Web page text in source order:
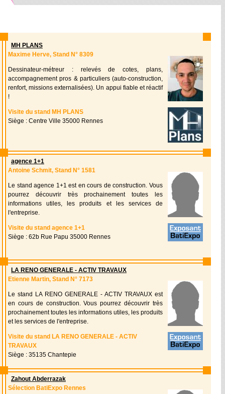
MH PLANS
Maxime Herve, Stand N° 8309
Dessinateur-métreur : relevés de cotes, plans,
accompagnement pros & particuliers (auto-construction,
renfort, missions externalisées). Un appui fiable et réactif
!
Visite du stand MH PLANS
Siège : Centre Ville 35000 Rennes
agence 1+1
Antoine Schmit, Stand N° 1581
Le stand agence 1+1 est en cours de construction. Vous
pourrez découvrir très prochainement toutes les
informations utiles, les produits et les services de
l'entreprise.
Visite du stand agence 1+1
Siège : 62b Rue Papu 35000 Rennes
LA RENO GENERALE - ACTIV TRAVAUX
Etienne Martin, Stand N° 7173
Le stand LA RENO GENERALE - ACTIV TRAVAUX est
en cours de construction. Vous pourrez découvrir très
prochainement toutes les informations utiles, les produits
et les services de l'entreprise.
Visite du stand LA RENO GENERALE - ACTIV
TRAVAUX
Siège : 35135 Chantepie
Zahout Abderrazak
Sélection BatiExpo Rennes